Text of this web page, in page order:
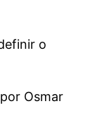
o
Osmar